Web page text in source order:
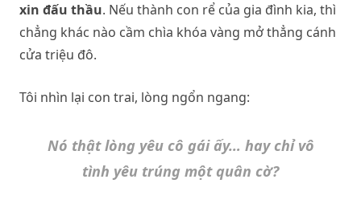
xin đấu thầu. Nếu thành con rể của gia đình kia, thì
chẳng khác nào cầm chìa khóa vàng mở thẳng cánh
cửa triệu đô.
Tôi nhìn lại con trai, lòng ngổn ngang:
Nó thật lòng yêu cô gái ấy… hay chỉ vô
tình yêu trúng một quân cờ?